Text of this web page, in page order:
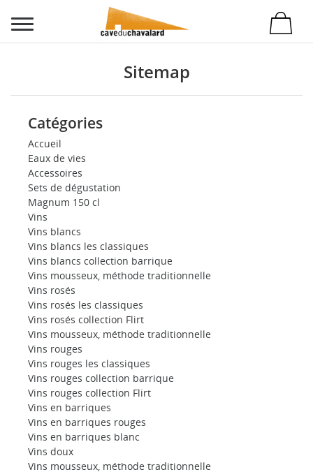
Sitemap
Catégories
Accueil
Eaux de vies
Accessoires
Sets de dégustation
Magnum 150 cl
Vins
Vins blancs
Vins blancs les classiques
Vins blancs collection barrique
Vins mousseux, méthode traditionnelle
Vins rosés
Vins rosés les classiques
Vins rosés collection Flirt
Vins mousseux, méthode traditionnelle
Vins rouges
Vins rouges les classiques
Vins rouges collection barrique
Vins rouges collection Flirt
Vins en barriques
Vins en barriques rouges
Vins en barriques blanc
Vins doux
Vins mousseux, méthode traditionnelle